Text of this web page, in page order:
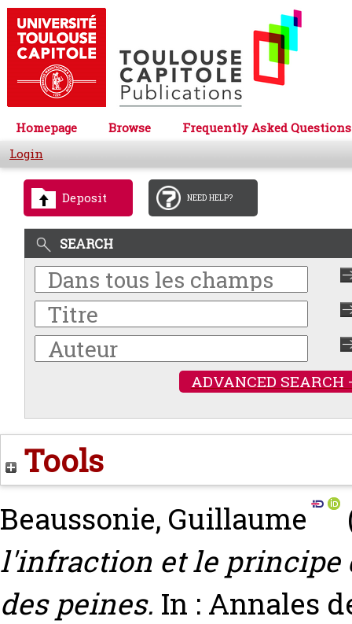
Homepage Browse
Frequently Asked Questions
Login
Deposit NEED HELP?
SEARCH
ADVANCED SEARCH
Tools
Beaussonie, Guillaume
l'infraction et le principe
des peines. In : Annales